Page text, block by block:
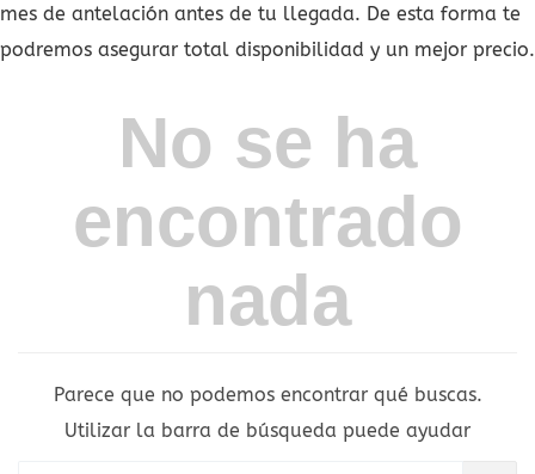
mes de antelación antes de tu llegada. De esta forma te
podremos asegurar total disponibilidad y un mejor precio.
No se ha
encontrado
nada
Parece que no podemos encontrar qué buscas.
Utilizar la barra de búsqueda puede ayudar